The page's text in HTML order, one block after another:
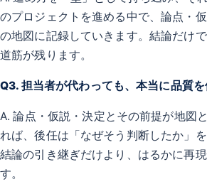
のプロジェクトを進める中で、論点・
の地図に記録していきます。結論だけ
道筋が残ります。
Q3. 担当者が代わっても、本当に品質
A. 論点・仮説・決定とその前提が地図
れば、後任は「なぜそう判断したか」を
結論の引き継ぎだけより、はるかに再
す。